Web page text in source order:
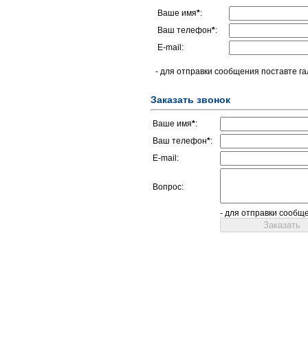
Ваше имя*:
Ваш телефон*:
E-mail:
- для отправки сообщения поставте
Заказать звонок
Ваше имя*:
Ваш телефон*:
E-mail:
Вопрос:
- для отправки